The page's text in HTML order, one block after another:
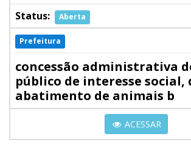
Status:
Aberta
Prefeitura
concessão administrativa
público de interesse social,
abatimento de animais b
ACESSAR